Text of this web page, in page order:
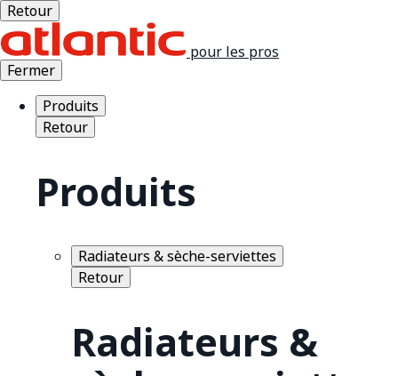
Retour
pour les pros
Fermer
Produits
Retour
Produits
Radiateurs & sèche-serviettes
Retour
Radiateurs &